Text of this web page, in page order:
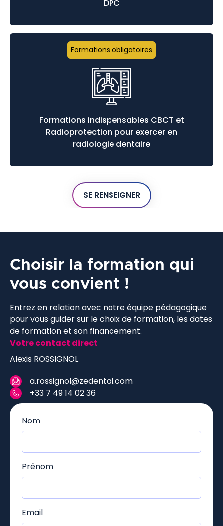
DPC
Formations obligatoires
Formations indispensables CBCT et
Radioprotection pour exercer en
radiologie dentaire
SE RENSEIGNER
Choisir la formation qui
vous convient !
Entrez en relation avec notre équipe pédagogique
pour vous guider sur le choix de formation, les dates
de formation et son financement.
Votre contact direct
Alexis ROSSIGNOL
a.rossignol@zedental.com
+33 7 49 14 02 36
Nom
Prénom
Email